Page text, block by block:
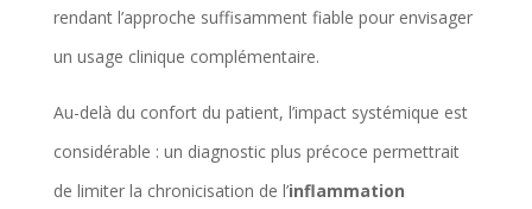
rendant l’approche suffisamment fiable pour envisager
un usage clinique complémentaire.
Au-delà du confort du patient, l’impact systémique est
considérable : un diagnostic plus précoce permettrait
de limiter la chronicisation de l’inflammation